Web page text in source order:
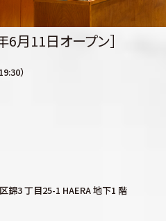
月11日オープン］
）
錦3 丁目25-1 HAERA 地下1 階